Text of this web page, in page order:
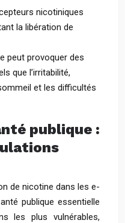
nicotiniques
la libération de
peut provoquer des
que l’irritabilité,
et les difficultés
publique :
de nicotine dans les e-
publique essentielle
les plus vulnérables,